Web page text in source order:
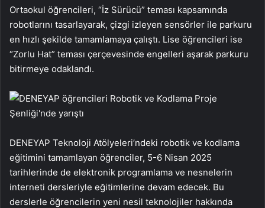
Ortaokul öğrencileri, “İz Sürücü” teması kapsamında
robotlarını tasarlayarak, çizgi izleyen sensörler ile parkuru
en hızlı şekilde tamamlamaya çalıştı. Lise öğrencileri ise
“Zorlu Hat” teması çerçevesinde engelleri aşarak parkuru
bitirmeye odaklandı.
DENEYAP Teknoloji Atölyeleri’ndeki robotik ve kodlama
eğitimini tamamlayan öğrenciler, 5-6 Nisan 2025
tarihlerinde de elektronik programlama ve nesnelerin
interneti dersleriyle eğitimlerine devam edecek. Bu
derslerle öğrencilerin yeni nesil teknolojiler hakkında